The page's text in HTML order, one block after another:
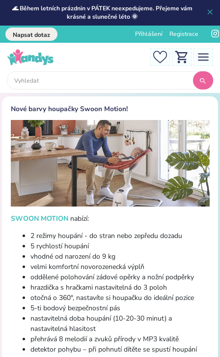
🌊 Během letních prázdnin v PÁTEK neexpedujeme. Přejeme vám
krásné a slunečné léto 🌞
Napsat dotaz Přihlášení Registrace
Nové barvy houpačky Swoon Motion!
SWOON MOTIONnabízí:
2 režimy houpání - do stran nebo zepředu dozadu
5 rychlostí houpání
vhodné od narození do 9 kg
velmi komfortní novorozenecká výplň
oddělené polohování zádové opěrky a nožní podpěrky
hrazdička s hračkami nastavitelná do 3 poloh
otočná o 360°, nastavíte si houpačku do ideální pozice
5-ti bodový bezpečnostní pás
nastavitelná doba houpání (10-20-30 minut) a
nastavitelná hlasitost
přehrává 8 melodií a zvuků přírody v MP3 kvalitě
detektor pohybu – při pohnutí dítěte se spustí houpání